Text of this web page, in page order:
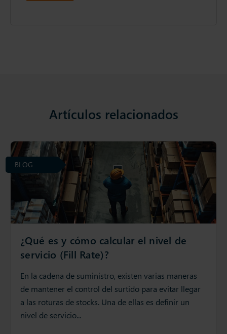
Artículos relacionados
¿Qué es y cómo calcular el nivel de
servicio (Fill Rate)?
En la cadena de suministro, existen varias maneras
de mantener el control del surtido para evitar llegar
a las roturas de stocks. Una de ellas es definir un
nivel de servicio...
BLOG